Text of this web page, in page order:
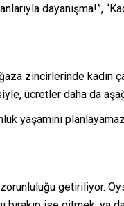
dayanışma!”,
zincirlerinde kadın
ücretler daha da
yaşamını
getiriliyor.